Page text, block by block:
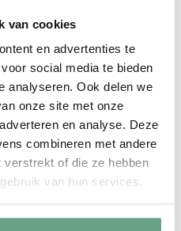
van cookies
en advertenties te
social media te bieden
analyseren. Ook delen we
onze site met onze
en analyse. Deze
combineren met andere
verstrekt of die ze hebben
van hun services.